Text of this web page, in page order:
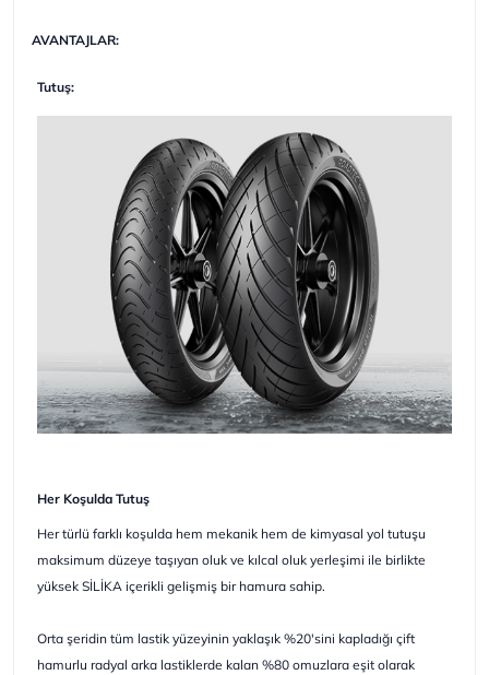
AVANTAJLAR:
Tutuş:
Her Koşulda Tutuş
Her türlü farklı koşulda hem mekanik hem de kimyasal yol tutuşu
maksimum düzeye taşıyan oluk ve kılcal oluk yerleşimi ile birlikte
yüksek SİLİKA içerikli gelişmiş bir hamura sahip.
Orta şeridin tüm lastik yüzeyinin yaklaşık %20'sini kapladığı çift
hamurlu radyal arka lastiklerde kalan %80 omuzlara eşit olarak